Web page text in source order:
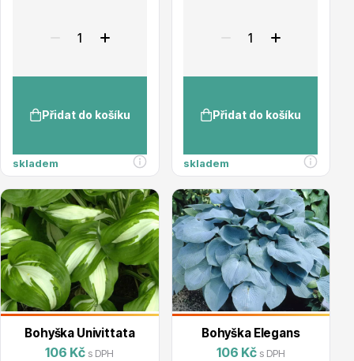
Popínavé rostliny
Listnaté stromy
Přidat do košíku
skladem
Přidat do košíku
skladem
Bohyška Univittata
106 Kč s DPH
Bohyška Elegans
106 Kč s DPH